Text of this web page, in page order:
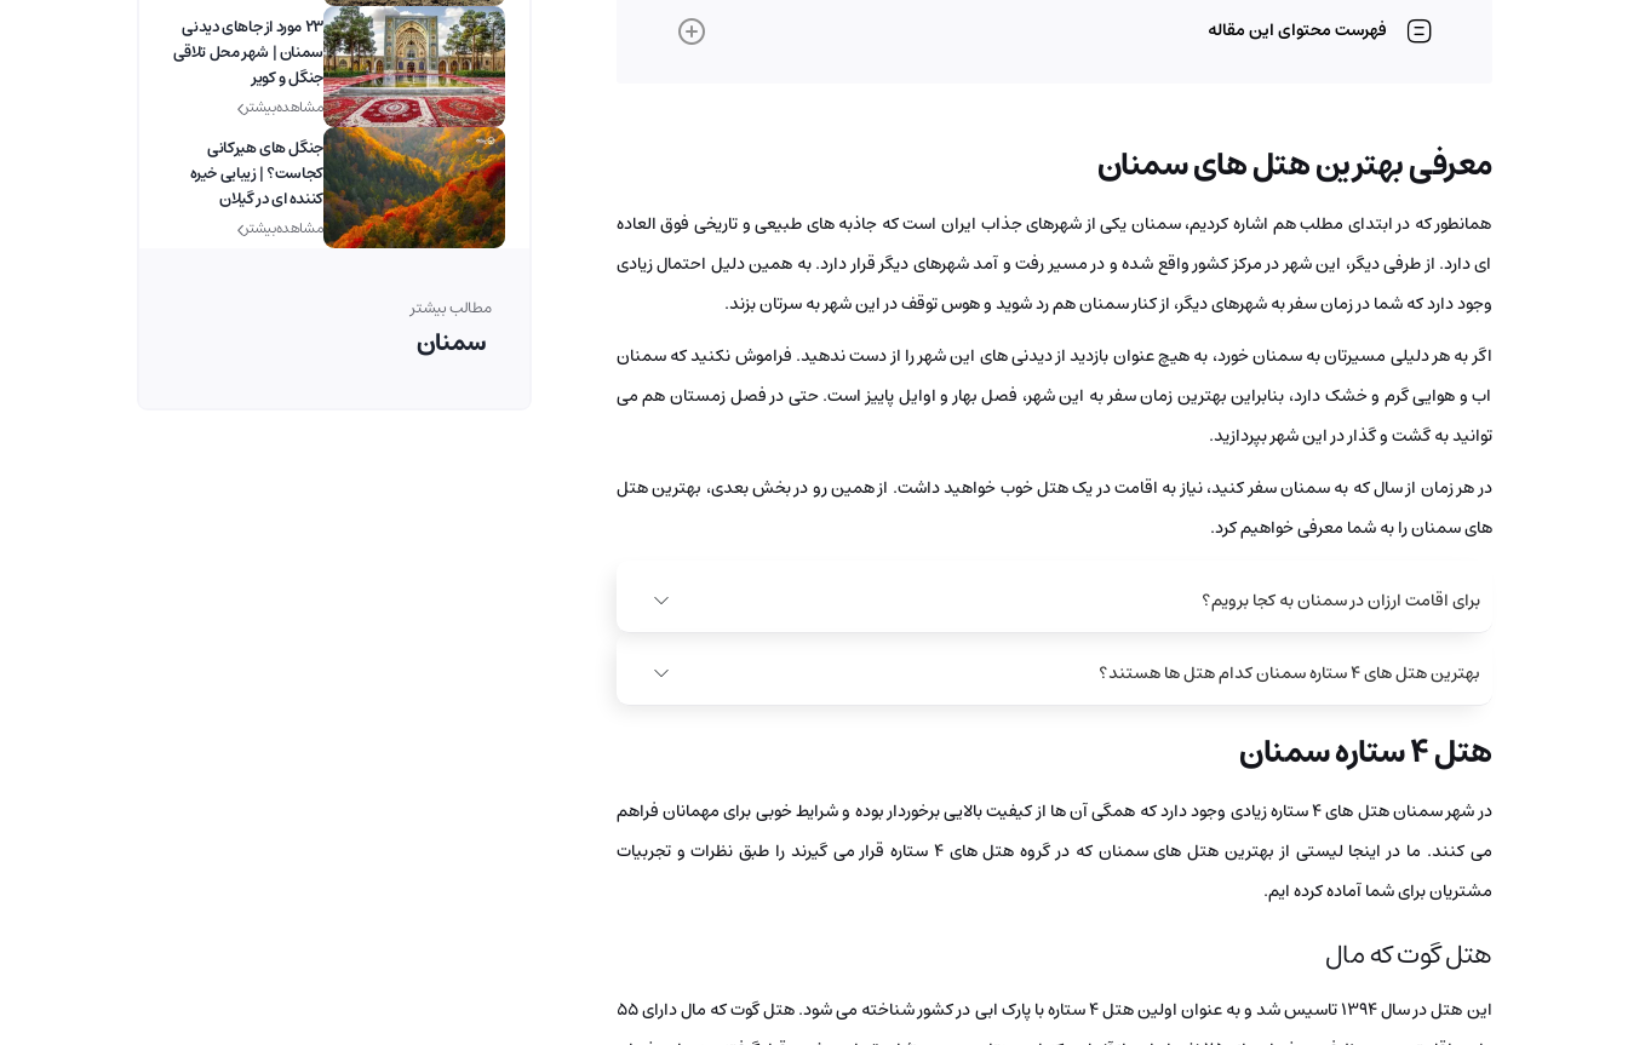
فهرست محتوای این مقاله
معرفی بهترین هتل های سمنان
همانطور که در ابتدای مطلب هم اشاره کردیم، سمنان یکی از شهرهای جذاب ایران است که جاذبه های طبیعی و تاریخی فوق العاده
ای دارد. از طرفی دیگر، این شهر در مرکز کشور واقع شده و در مسیر رفت و آمد شهرهای دیگر قرار دارد. به همین دلیل احتمال زیادی
وجود دارد که شما در زمان سفر به شهرهای دیگر، از کنار سمنان هم رد شوید و هوس توقف در این شهر به سرتان بزند.
اگر به هر دلیلی مسیرتان به سمنان خورد، به هیچ عنوان بازدید از دیدنی های این شهر را از دست ندهید. فراموش نکنید که سمنان
اب و هوایی گرم و خشک دارد، بنابراین بهترین زمان سفر به این شهر، فصل بهار و اوایل پاییز است. حتی در فصل زمستان هم می
توانید به گشت و گذار در این شهر بپردازید.
در هر زمان از سال که به سمنان سفر کنید، نیاز به اقامت در یک هتل خوب خواهید داشت. از همین رو در بخش بعدی، بهترین هتل
های سمنان را به شما معرفی خواهیم کرد.
برای اقامت ارزان در سمنان به کجا برویم؟
بهترین هتل های 4 ستاره سمنان کدام هتل ها هستند؟
هتل 4 ستاره سمنان
در شهر سمنان هتل های 4 ستاره زیادی وجود دارد که همگی آن ها از کیفیت بالایی برخوردار بوده و شرایط خوبی برای مهمانان فراهم
می کنند. ما در اینجا لیستی از بهترین هتل های سمنان که در گروه هتل های 4 ستاره قرار می گیرند را طبق نظرات و تجربیات
مشتریان برای شما آماده کرده ایم.
هتل گوت که مال
این هتل در سال 1394 تاسیس شد و به عنوان اولین هتل 4 ستاره با پارک ابی در کشور شناخته می شود. هتل گوت که مال دارای 55
23 مورد از جاهای دیدنی
سمنان | شهر محل تلاقی
جنگل و کویر
مشاهده بیشتر
جنگل های هیرکانی
کجاست؟ | زیبایی خیره
کننده ای در گیلان
مشاهده بیشتر
مطالب بیشتر
سمنان